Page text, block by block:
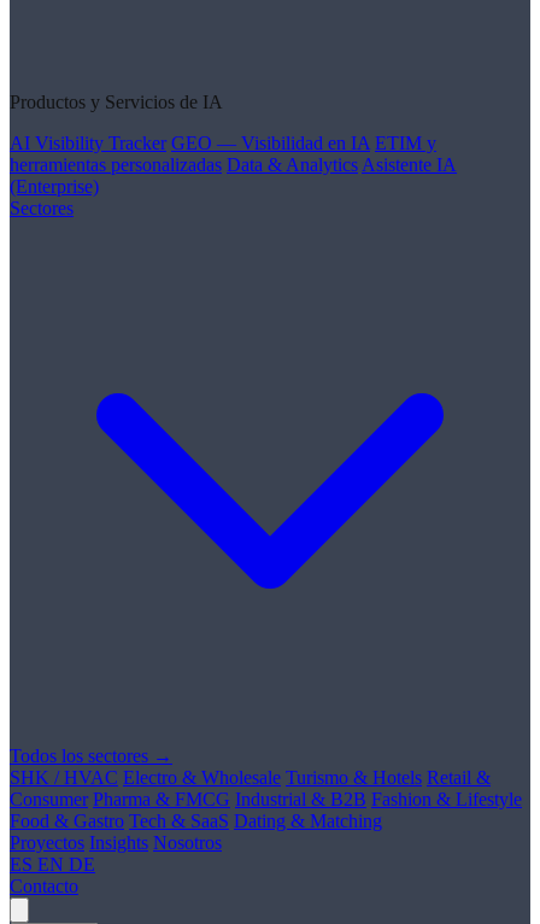
Productos y Servicios de IA
AI Visibility Tracker GEO — Visibilidad en IA ETIM y
herramientas personalizadas Data & Analytics Asistente IA
(Enterprise)
Sectores
Todos los sectores →
SHK / HVAC Electro & Wholesale Turismo & Hotels Retail &
Consumer Pharma & FMCG Industrial & B2B Fashion & Lifestyle
Food & Gastro Tech & SaaS Dating & Matching
Proyectos Insights Nosotros
ES EN DE
Contacto